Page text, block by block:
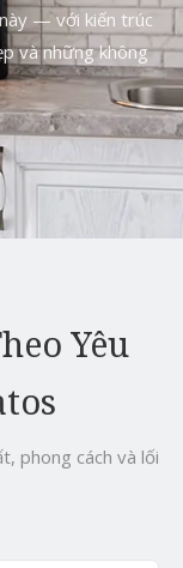
— với kiến trúc
và những không
Yêu
phong cách và lối